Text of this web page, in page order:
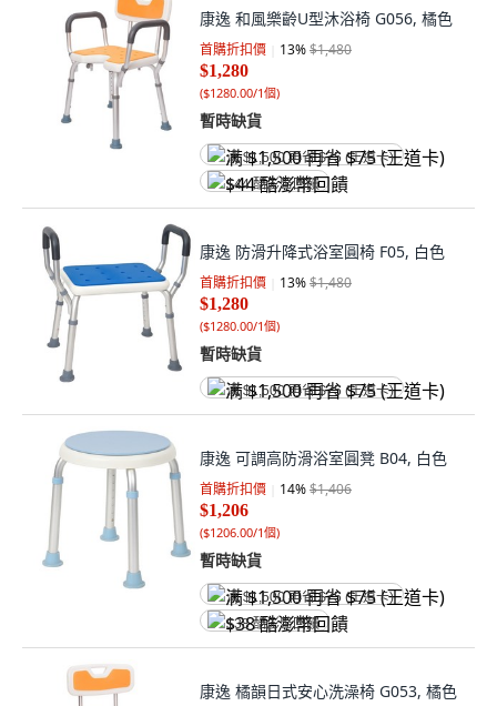
康逸 和風樂齡U型沐浴椅 G056, 橘色
首購折扣價 13%$1,480
$1,280
($1280.00/1個)
暫時缺貨
满 $1,500 再省 $75 (王道卡)
$44 酷澎幣回饋
康逸 防滑升降式浴室圓椅 F05, 白色
首購折扣價 13%$1,480
$1,280
($1280.00/1個)
暫時缺貨
满 $1,500 再省 $75 (王道卡)
康逸 可調高防滑浴室圓凳 B04, 白色
首購折扣價 14%$1,406
$1,206
($1206.00/1個)
暫時缺貨
满 $1,500 再省 $75 (王道卡)
$38 酷澎幣回饋
康逸 橘韻日式安心洗澡椅 G053, 橘色